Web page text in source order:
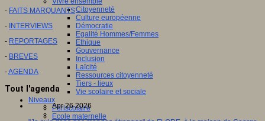
Citoyenneté
Culture européenne
Démocratie
Egalité Hommes/Femmes
Ethique
Gouvernance
Inclusion
Laïcité
Ressources citoyenneté
Tiers - lieux
Vie scolaire et sociale
Niveaux
Périscolaire
Ecole maternelle
- FAITS MARQUANTS
- INTERVIEWS
- REPORTAGES
- BREVES
-AGENDA
Tout l'agenda
Apr 26 2026